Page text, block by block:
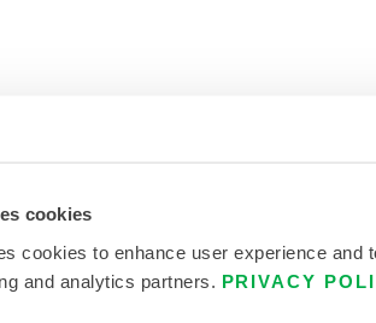
cookies
cookies to enhance user experience
and analytics partners. PRIVACY